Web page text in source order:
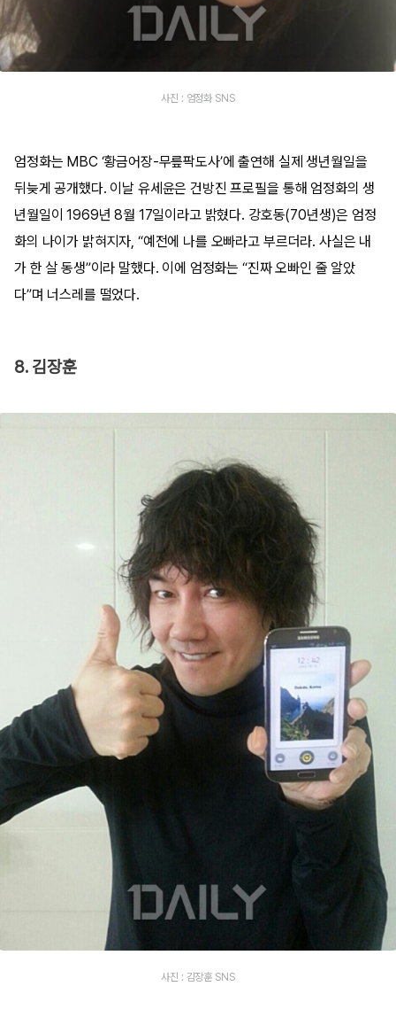
사진 : 엄정화 SNS
엄정화는 MBC ‘황금어장-무릎팍도사’에 출연해 실제 생년월일을
뒤늦게 공개했다. 이날 유세윤은 건방진 프로필을 통해 엄정화의 생
년월일이 1969년 8월 17일이라고 밝혔다. 강호동(70년생)은 엄정
화의 나이가 밝혀지자, “예전에 나를 오빠라고 부르더라. 사실은 내
가 한 살 동생”이라 말했다. 이에 엄정화는 “진짜 오빠인 줄 알았
다”며 너스레를 떨었다.
8. 김장훈
사진 : 김장훈 SNS